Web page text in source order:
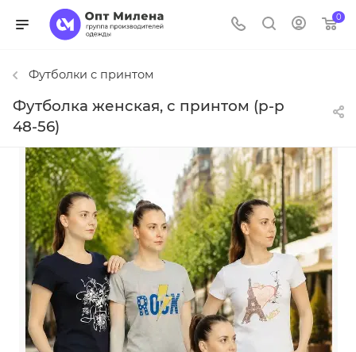
0
Футболки с принтом
Футболка женская, с принтом (р-р
48-56)